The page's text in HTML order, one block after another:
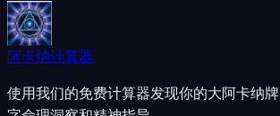
阿卡纳计算器
使用我们的免费计算器发现你的大阿卡纳